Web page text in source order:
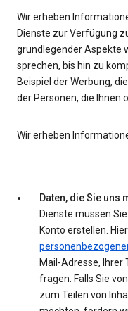
Wir erheben
Dienste zur Verfügung
grundlegender Aspekte
sprechen, bis hin zu
Beispiel der Werbung,
der Personen, die Ihnen
Wir erheben
Daten, die Sie uns
Dienste müssen
Konto erstellen.
Mail-Adresse,
fragen. Falls Sie
zum Teilen von